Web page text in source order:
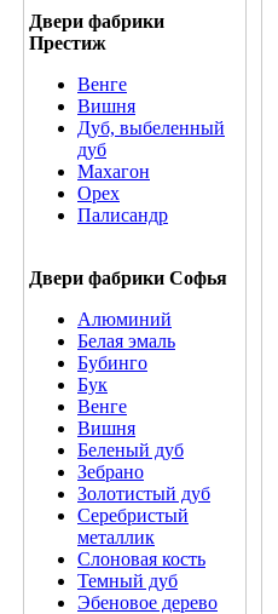
Двери фабрики
Престиж
Венге
Вишня
Дуб, выбеленный
дуб
Махагон
Орех
Палисандр
Двери фабрики Софья
Алюминий
Белая эмаль
Бубинго
Бук
Венге
Вишня
Беленый дуб
Зебрано
Золотистый дуб
Серебристый
металлик
Слоновая кость
Темный дуб
Эбеновое дерево